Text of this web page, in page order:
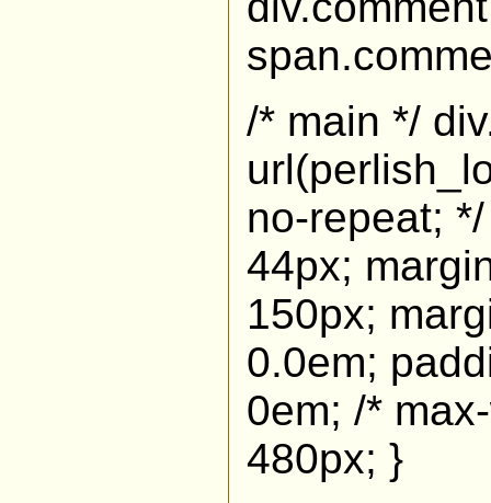
/* main */
no-repeat;
44px;
150px;
0.0em;
0em; /*
480px; }